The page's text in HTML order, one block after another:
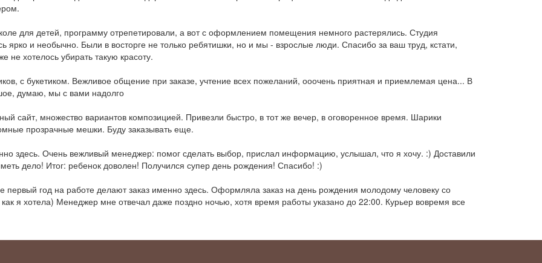
для детей, программу отрепетировали, а вот с оформлением помещения немного растерялись. Студия
ярко и необычно. Были в восторге не только ребятишки, но и мы - взрослые люди. Спасибо за ваш труд, кстати,
хотелось убирать такую красоту.
с букетиком. Вежливое общение при заказе, учтение всех пожеланий, ооочень приятная и приемлемая цена... В
думаю, мы с вами надолго
сайт, множество вариантов композицией. Привезли быстро, в тот же вечер, в оговоренное время. Шарики
прозрачные мешки. Буду заказывать еще.
здесь. Очень вежливый менеджер: помог сделать выбор, прислал информацию, услышал, что я хочу. :) Доставили
дело! Итог: ребенок доволен! Получился супер день рождения! Спасибо! :)
первый год на работе делают заказ именно здесь. Оформляла заказ на день рождения молодому человеку со
я хотела) Менеджер мне отвечал даже поздно ночью, хотя время работы указано до 22:00. Курьер вовремя все